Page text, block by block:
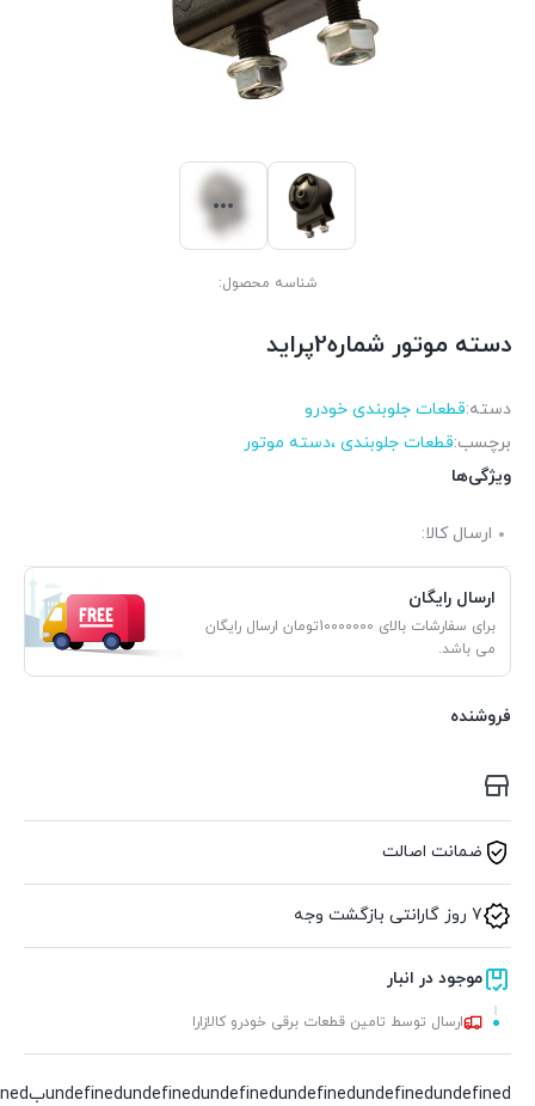
شناسه محصول:
دسته موتور شماره2پرايد
دسته:قطعات جلوبندی خودرو
برچسب:قطعات جلوبندی ،دسته موتور
ویژگی‌ها
ارسال کالا:
ارسال رایگان
برای سفارشات بالای 10000000تومان ارسال رایگان
می باشد.
فروشنده
ضمانت اصالت
7 روز گارانتی بازگشت وجه
موجود در انبار
ارسال توسط تامین قطعات برقی خودرو کالازارا
undefinedundefinedundefinedundefinedundefined